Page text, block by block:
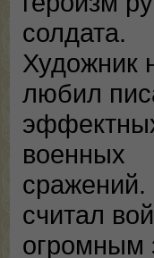
солдата.
Художник
любил
военных
считал
огромным